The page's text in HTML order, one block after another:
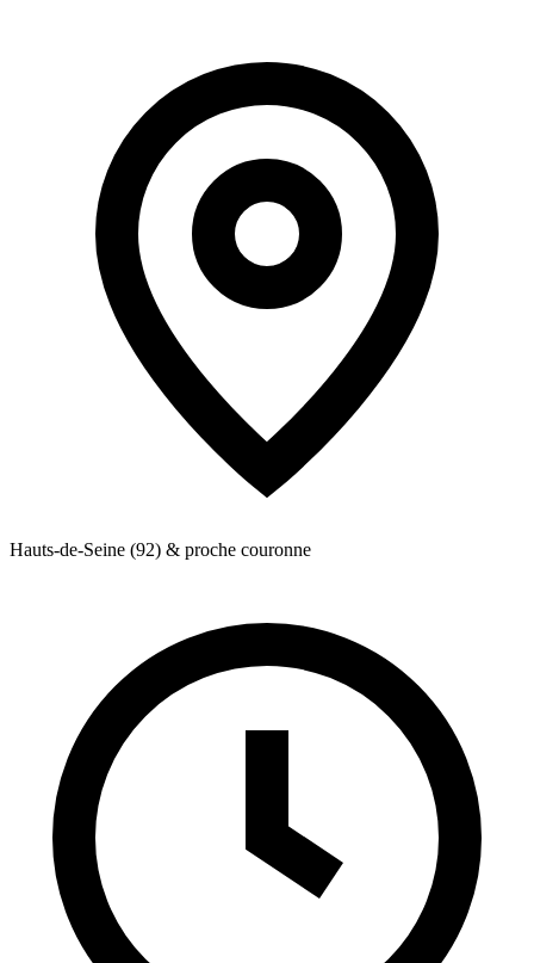
Hauts-de-Seine (92) & proche couronne